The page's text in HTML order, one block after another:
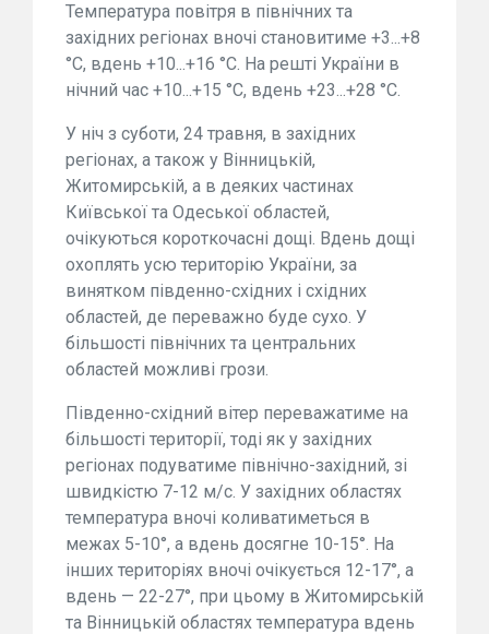
Температура повітря в північних та
західних регіонах вночі становитиме +3...+8
°С, вдень +10...+16 °С. На решті України в
нічний час +10...+15 °С, вдень +23...+28 °С.
У ніч з суботи, 24 травня, в західних
регіонах, а також у Вінницькій,
Житомирській, а в деяких частинах
Київської та Одеської областей,
очікуються короткочасні дощі. Вдень дощі
охоплять усю територію України, за
винятком південно-східних і східних
областей, де переважно буде сухо. У
більшості північних та центральних
областей можливі грози.
Південно-східний вітер переважатиме на
більшості території, тоді як у західних
регіонах подуватиме північно-західний, зі
швидкістю 7-12 м/с. У західних областях
температура вночі коливатиметься в
межах 5-10°, а вдень досягне 10-15°. На
інших територіях вночі очікується 12-17°, а
вдень — 22-27°, при цьому в Житомирській
та Вінницькій областях температура вдень